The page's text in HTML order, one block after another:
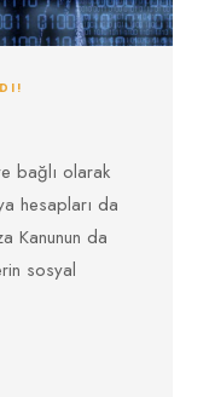
bağlı olarak
hesapları da
Kanunun da
sosyal